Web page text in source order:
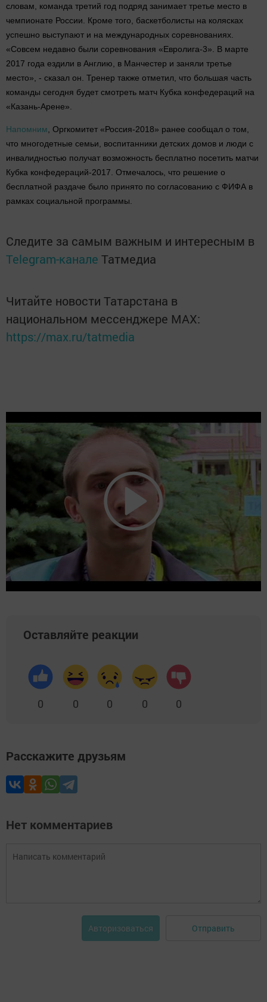
словам, команда третий год подряд занимает третье место в
чемпионате России. Кроме того, баскетболисты на колясках
успешно выступают и на международных соревнованиях.
«Совсем недавно были соревнования «Евролига-3». В марте
2017 года ездили в Англию, в Манчестер и заняли третье
место», - сказал он. Тренер также отметил, что большая часть
команды сегодня будет смотреть матч Кубка конфедераций на
«Казань-Арене».
Напомним, Оргкомитет «Россия-2018» ранее сообщал о том,
что многодетные семьи, воспитанники детских домов и люди с
инвалидностью получат возможность бесплатно посетить матчи
Кубка конфедераций-2017. Отмечалось, что решение о
бесплатной раздаче было принято по согласованию с ФИФА в
рамках социальной программы.
Следите за самым важным и интересным в
Telegram-канале Татмедиа
Читайте новости Татарстана в
национальном мессенджере MАХ:
https://max.ru/tatmedia
Оставляйте реакции
0 0 0 0 0
Расскажите друзьям
Нет комментариев
Авторизоваться Отправить